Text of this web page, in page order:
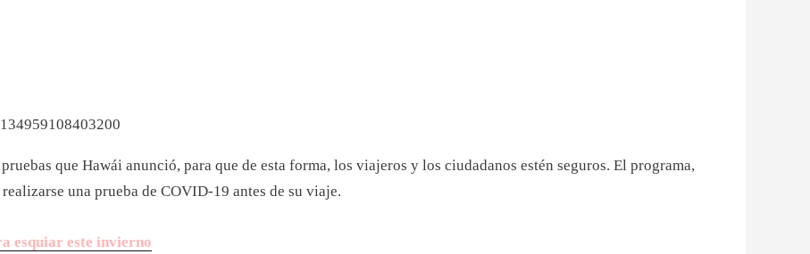
que Hawái anunció, para que de esta forma, los viajeros y los ciudadanos estén seguros. El programa,
una prueba de COVID-19 antes de su viaje.
esquiar este invierno